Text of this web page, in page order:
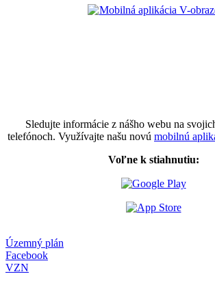
Sledujte informácie z nášho webu na
telefónoch. Využívajte našu novú mobilnú
Voľne k stiahnutiu:
Územný plán
Facebook
VZN